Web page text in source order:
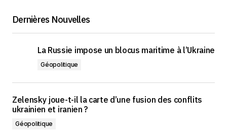
Dernières Nouvelles
La Russie impose un blocus maritime à l’Ukraine
Géopolitique
Zelensky joue-t-il la carte d’une fusion des conflits
ukrainien et iranien ?
Géopolitique